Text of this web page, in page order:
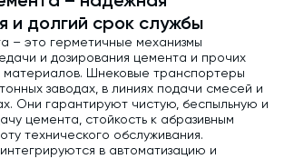
и долгий срок службы
– это герметичные механизмы
и дозирования цемента и прочих
материалов. Шнековые транспортеры
заводах, в линиях подачи смесей и
Они гарантируют чистую, беспыльную и
цемента, стойкость к абразивным
технического обслуживания.
в автоматизацию и